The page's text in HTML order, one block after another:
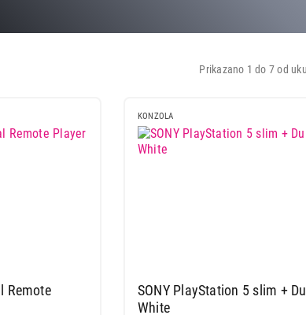
Prikazano 1 do 7 od
Remote
KONZOLA
SONY PlayStation 5 slim +
White